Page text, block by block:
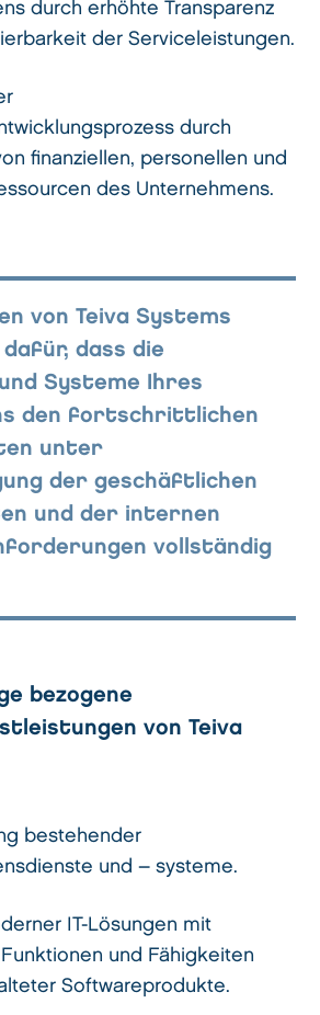
durch erhöhte Transparenz
der Serviceleistungen.
durch
finanziellen, personellen und
des Unternehmens.
von Teiva Systems
dass die
Systeme Ihres
den fortschrittlichen
unter
der geschäftlichen
und der internen
vollständig
bezogene
von Teiva
bestehender
und – systeme.
IT-Lösungen mit
und Fähigkeiten
Softwareprodukte.